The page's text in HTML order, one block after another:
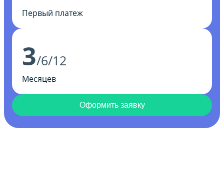
Первый платеж
3/6/12
Месяцев
Оформить заявку